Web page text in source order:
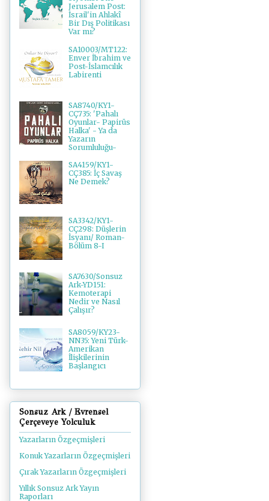
Jerusalem Post:
İsrail'in Ahlakî
Bir Dış Politikası
Var mı?
SA10003/MT122:
Enver İbrahim ve
Post-İslamcılık
Labirenti
SA8740/KY1-
CÇ735: 'Pahalı
Oyunlar- Papirüs
Halka' - Ya da
Yazarın
Sorumluluğu-
SA4159/KY1-
CÇ385: İç Savaş
Ne Demek?
SA3342/KY1-
CÇ298: Düşlerin
İsyanı/ Roman-
Bölüm 8-I
SA7630/Sonsuz
Ark-YD151:
Kemoterapi
Nedir ve Nasıl
Çalışır?
SA8059/KY23-
NN35: Yeni Türk-
Amerikan
İlişkilerinin
Başlangıcı
Sonsuz Ark / Evrensel
Çerçeveye Yolculuk
Yazarların Özgeçmişleri
Konuk Yazarların Özgeçmişleri
Çırak Yazarların Özgeçmişleri
Yıllık Sonsuz Ark Yayın
Raporları